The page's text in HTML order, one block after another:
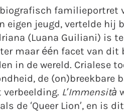
familieportret
eigen jeugd, vertelde hij
(Luana Guiliani) is
maar één facet van dit
in de wereld. Crialese
de (on)breekbare
L’Immensità
de ‘Queer Lion’, en is